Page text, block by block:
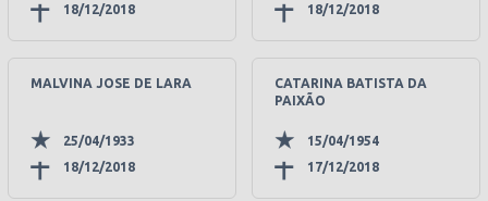
18/12/2018 18/12/2018
MALVINA JOSE DE LARA
25/04/1933
18/12/2018
CATARINA BATISTA DA
PAIXÃO
15/04/1954
17/12/2018